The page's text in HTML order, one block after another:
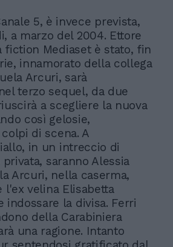
5, è invece prevista,
a marzo del 2004. Ettore
fiction Mediaset è stato, fin
innamorato della collega
Arcuri, sarà
terzo sequel, da due
a scegliere la nuova
così gelosie,
di scena. A
in un intreccio di
saranno Alessia
Arcuri, nella caserma,
l'ex velina Elisabetta
indossare la divisa. Ferri
della Carabiniera
una ragione. Intanto